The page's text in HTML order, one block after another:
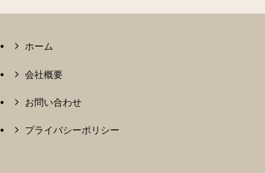
ホーム
会社概要
お問い合わせ
プライバシーポリシー